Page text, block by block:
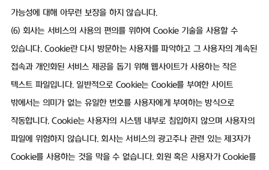
가능성에 대해 아무런 보장을 하지 않습니다.
(6) 회사는 서비스의 사용의 편의를 위하여 Cookie 기술을 사용할 수
있습니다. Cookie란 다시 방문하는 사용자를 파악하고 그 사용자의 계속된
접속과 개인화된 서비스 제공을 돕기 위해 웹사이트가 사용하는 작은
텍스트 파일입니다. 일반적으로 Cookie는 Cookie를 부여한 사이트
밖에서는 의미가 없는 유일한 번호를 사용자에게 부여하는 방식으로
작동합니다. Cookie는 사용자의 시스템 내부로 침입하지 않으며 사용자의
파일에 위험하지 않습니다. 회사는 서비스의 광고주나 관련 있는 제3자가
Cookie를 사용하는 것을 막을 수 없습니다. 회원 혹은 사용자가 Cookie를